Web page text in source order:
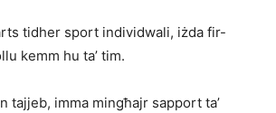
tidher sport individwali, iżda fir-
kemm hu ta’ tim.
tajjeb, imma mingħajr sapport ta’